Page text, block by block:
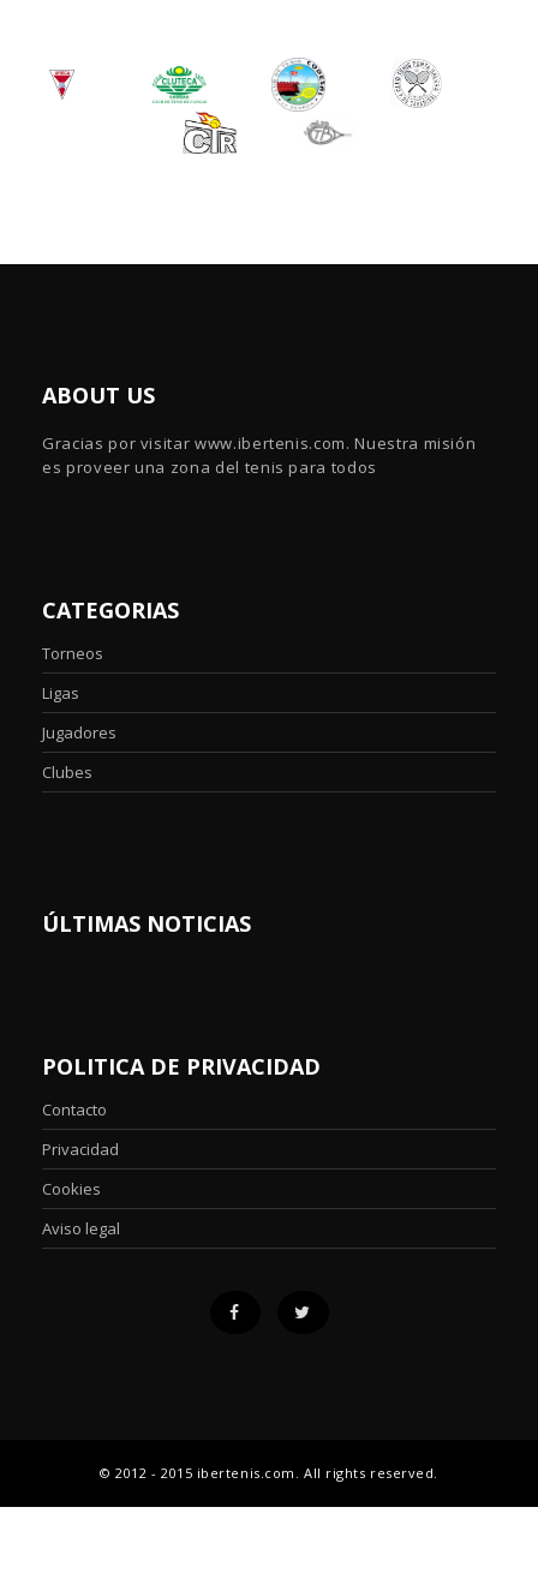
ABOUT US
Gracias por visitar www.ibertenis.com. Nuestra misión
es proveer una zona del tenis para todos
CATEGORIAS
Torneos
Ligas
Jugadores
Clubes
ÚLTIMAS NOTICIAS
POLITICA DE PRIVACIDAD
Contacto
Privacidad
Cookies
Aviso legal
© 2012 - 2015 ibertenis.com. All rights reserved.